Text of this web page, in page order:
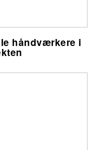
håndværkere i